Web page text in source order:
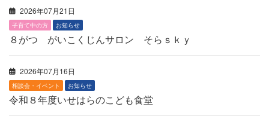
2026年07月21日
子育て中の方 お知らせ
８がつ がいこくじんサロン そらｓｋｙ
2026年07月16日
相談会・イベント お知らせ
令和８年度いせはらのこども食堂